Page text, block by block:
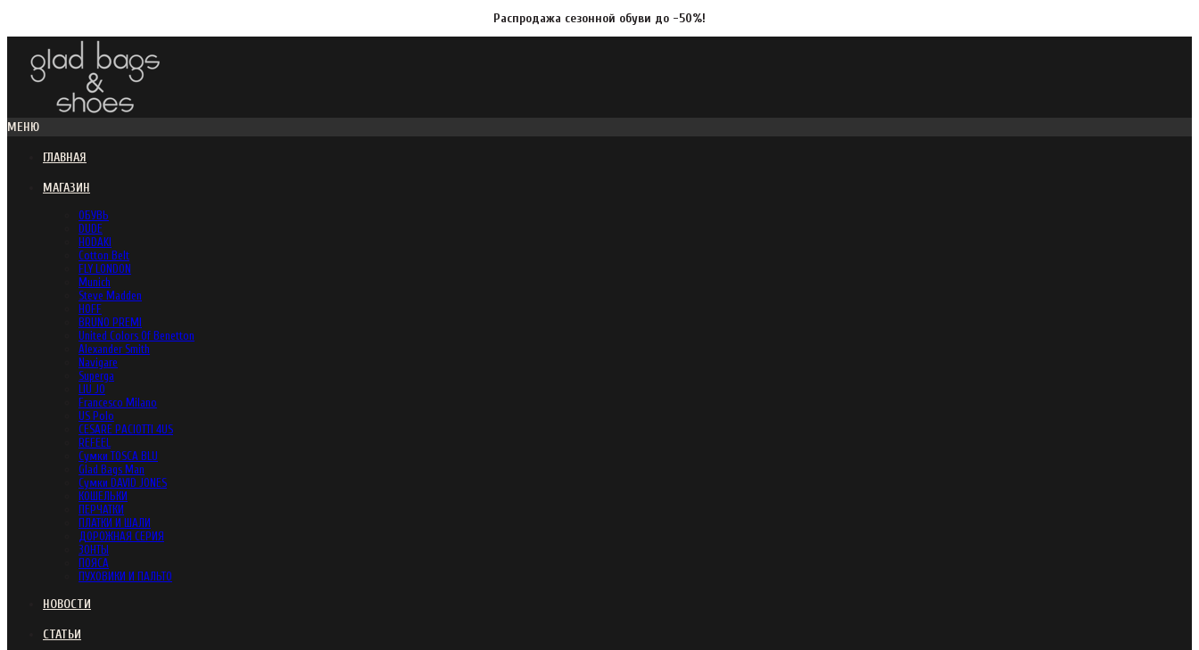
Распродажа сезонной обуви до -50%!
МЕНЮ
ГЛАВНАЯ
МАГАЗИН
ОБУВЬ
DUDE
HODAKI
Cotton Belt
FLY LONDON
Munich
Steve Madden
HOFF
BRUNO PREMI
United Colors Of Benetton
Alexander Smith
Navigare
Superga
LIU JO
Francesco Milano
US Polo
CESARE PACIOTTI 4US
REFEEL
Сумки TOSCA BLU
Glad Bags Man
Сумки DAVID JONES
КОШЕЛЬКИ
ПЕРЧАТКИ
ПЛАТКИ И ШАЛИ
ДОРОЖНАЯ СЕРИЯ
ЗОНТЫ
ПОЯСА
ПУХОВИКИ И ПАЛЬТО
НОВОСТИ
СТАТЬИ